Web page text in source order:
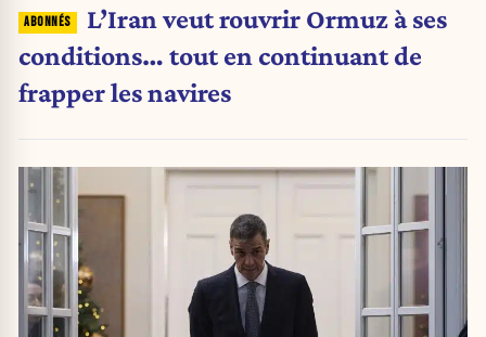
L’Iran veut rouvrir Ormuz à ses
conditions… tout en continuant de
frapper les navires